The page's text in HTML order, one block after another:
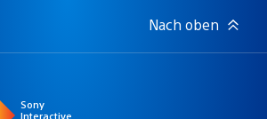
Nach oben
Sony
Interactive